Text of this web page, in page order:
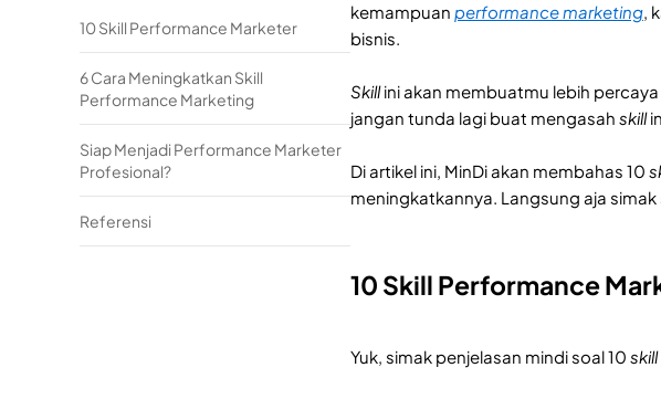
10 Skill Performance Marketer
6 Cara Meningkatkan Skill
Performance Marketing
Siap Menjadi Performance Marketer
Profesional?
Referensi
kemampuan performance marketing,
bisnis.
Skillini akan membuatmu lebih
jangan tunda lagi buat mengasah skill
Di artikel ini, MinDi akan membahas 10
meningkatkannya. Langsung aja
10 Skill Performance
Yuk, simak penjelasan mindi soal 10